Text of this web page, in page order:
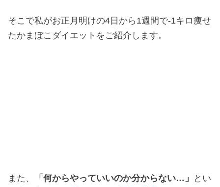
そこで私がお正月明けの4日から1週間で-1キロ痩せ
たかまぼこダイエットをご紹介します。
また、 「何からやっていいのか分からない…」
とい